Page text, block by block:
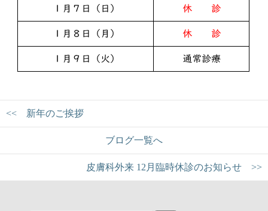
<< 新年のご挨拶
ブログ一覧へ
皮膚科外来 12月臨時休診のお知らせ >>